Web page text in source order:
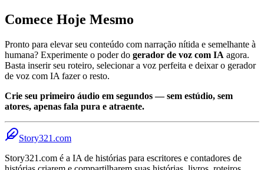
Comece Hoje Mesmo
Pronto para elevar seu conteúdo com narração nítida e semelhante à
humana? Experimente o poder do gerador de voz com IA agora.
Basta inserir seu roteiro, selecionar a voz perfeita e deixar o gerador
de voz com IA fazer o resto.
Crie seu primeiro áudio em segundos — sem estúdio, sem
atores, apenas fala pura e atraente.
Story321.com
Story321.com é a IA de histórias para escritores e contadores de